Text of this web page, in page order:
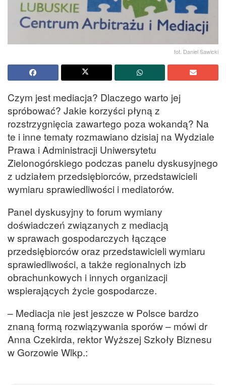
fot. Daniel Sawicki
Czym jest mediacja? Dlaczego warto jej
spróbować? Jakie korzyści płyną z
rozstrzygnięcia zawartego poza wokandą? Na
te i inne tematy rozmawiano dzisiaj na Wydziale
Prawa i Administracji Uniwersytetu
Zielonogórskiego podczas panelu dyskusyjnego
z udziałem przedsiębiorców, przedstawicieli
wymiaru sprawiedliwości i mediatorów.
Panel dyskusyjny to forum wymiany
doświadczeń związanych z mediacją
w sprawach gospodarczych łączące
przedsiębiorców oraz przedstawicieli wymiaru
sprawiedliwości, a także regionalnych izb
obrachunkowych i innych organizacji
wspierających życie gospodarcze.
– Mediacja nie jest jeszcze w Polsce bardzo
znaną formą rozwiązywania sporów – mówi dr
Anna Czekirda, rektor Wyższej Szkoły Biznesu
w Gorzowie Wlkp.: